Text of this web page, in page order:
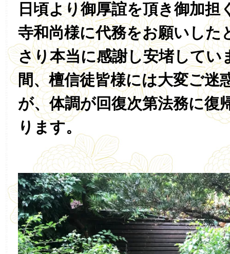
日頃より御厚誼を頂き御加担
寺和尚様に代務をお願いした
さり本当に感謝し安堵してい
間、檀信徒皆様には大変ご迷
が、体調が回復次第法務に復
ります。